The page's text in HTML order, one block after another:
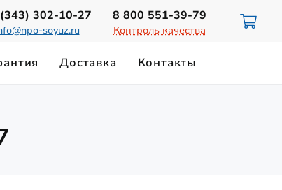
302-10-27
soyuz.ru
8 800 551-39-79
Контроль качества
Доставка Контакты